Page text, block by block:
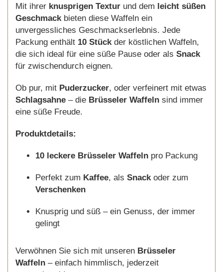
Mit ihrer knusprigen Textur und dem leicht süßen
Geschmackbieten diese Waffeln ein
unvergessliches Geschmackserlebnis. Jede
Packung enthält 10 Stückder köstlichen Waffeln,
die sich ideal für eine süße Pause oder als Snack
für zwischendurch eignen.
Ob pur, mit Puderzucker, oder verfeinert mit etwas
Schlagsahne – die Brüsseler Waffeln sind immer
eine süße Freude.
Produktdetails:
10 leckere Brüsseler Waffeln pro Packung
Perfekt zum Kaffee, als Snackoder zum
Verschenken
Knusprig und süß – ein Genuss, der immer
gelingt
Verwöhnen Sie sich mit unseren Brüsseler
Waffeln – einfach himmlisch, jederzeit